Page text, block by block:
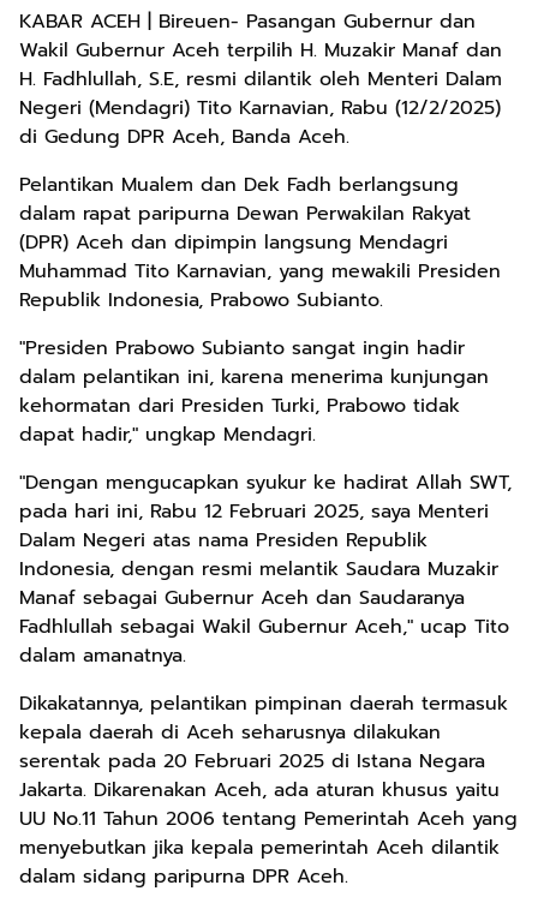
KABAR ACEH | Bireuen- Pasangan Gubernur dan
Wakil Gubernur Aceh terpilih H. Muzakir Manaf dan
H. Fadhlullah, S.E, resmi dilantik oleh Menteri Dalam
Negeri (Mendagri) Tito Karnavian, Rabu (12/2/2025)
di Gedung DPR Aceh, Banda Aceh.
Pelantikan Mualem dan Dek Fadh berlangsung
dalam rapat paripurna Dewan Perwakilan Rakyat
(DPR) Aceh dan dipimpin langsung Mendagri
Muhammad Tito Karnavian, yang mewakili Presiden
Republik Indonesia, Prabowo Subianto.
"Presiden Prabowo Subianto sangat ingin hadir
dalam pelantikan ini, karena menerima kunjungan
kehormatan dari Presiden Turki, Prabowo tidak
dapat hadir," ungkap Mendagri.
"Dengan mengucapkan syukur ke hadirat Allah SWT,
pada hari ini, Rabu 12 Februari 2025, saya Menteri
Dalam Negeri atas nama Presiden Republik
Indonesia, dengan resmi melantik Saudara Muzakir
Manaf sebagai Gubernur Aceh dan Saudaranya
Fadhlullah sebagai Wakil Gubernur Aceh," ucap Tito
dalam amanatnya.
Dikakatannya, pelantikan pimpinan daerah termasuk
kepala daerah di Aceh seharusnya dilakukan
serentak pada 20 Februari 2025 di Istana Negara
Jakarta. Dikarenakan Aceh, ada aturan khusus yaitu
UU No.11 Tahun 2006 tentang Pemerintah Aceh yang
menyebutkan jika kepala pemerintah Aceh dilantik
dalam sidang paripurna DPR Aceh.